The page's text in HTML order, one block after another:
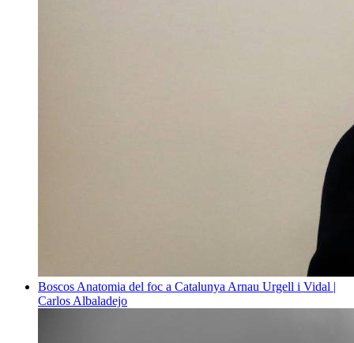
Boscos Anatomia del foc a Catalunya Arnau Urgell i Vidal |
Carlos Albaladejo